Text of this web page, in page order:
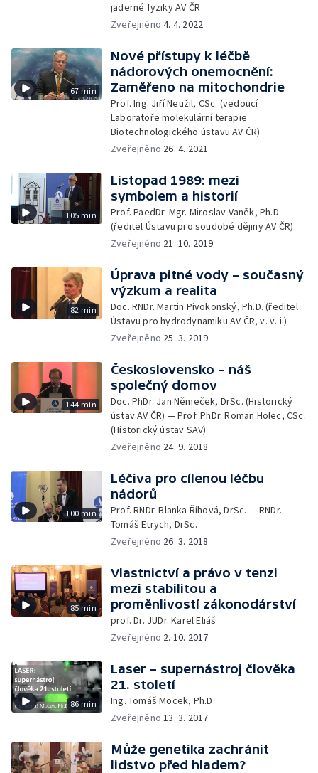
jaderné fyziky AV ČR
Zveřejněno4. 4. 2022
67 min
Nové přístupy k léčbě
nádorových onemocnění:
Zaměřeno na mitochondrie
Prof. Ing. Jiří Neužil, CSc. (vedoucí
Laboratoře molekulární terapie
Biotechnologického ústavu AV ČR)
Zveřejněno 26. 4. 2021
105 min
Listopad 1989: mezi
symbolem a historií
Prof. PaedDr. Mgr. Miroslav Vaněk, Ph.D.
(ředitel Ústavu pro soudobé dějiny AV ČR)
Zveřejněno 21. 10. 2019
82 min
Úprava pitné vody – současný
výzkum a realita
Doc. RNDr. Martin Pivokonský, Ph.D. (ředitel
Ústavu pro hydrodynamiku AV ČR, v. v. i.)
Zveřejněno 25. 3. 2019
144 min
Československo – náš
společný domov
Doc. PhDr. Jan Němeček, DrSc. (Historický
ústav AV ČR) — Prof. PhDr. Roman Holec, CSc.
(Historický ústav SAV)
Zveřejněno 24. 9. 2018
100 min
Léčiva pro cílenou léčbu
nádorů
Prof. RNDr. Blanka Říhová, DrSc. — RNDr.
Tomáš Etrych, DrSc.
Zveřejněno 26. 3. 2018
85 min
Vlastnictví a právo v tenzi
mezi stabilitou a
proměnlivostí zákonodárství
prof. Dr. JUDr. Karel Eliáš
Zveřejněno 2. 10. 2017
86 min
Laser – supernástroj člověka
21. století
Ing. Tomáš Mocek, Ph.D
Zveřejněno13. 3. 2017
Může genetika zachránit
lidstvo před hladem?